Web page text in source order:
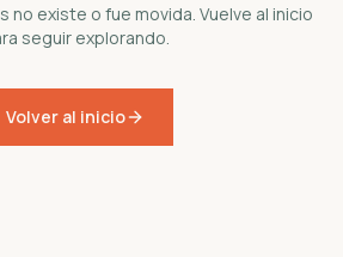
no existe o fue movida. Vuelve al inicio
seguir explorando.
Volver al inicio